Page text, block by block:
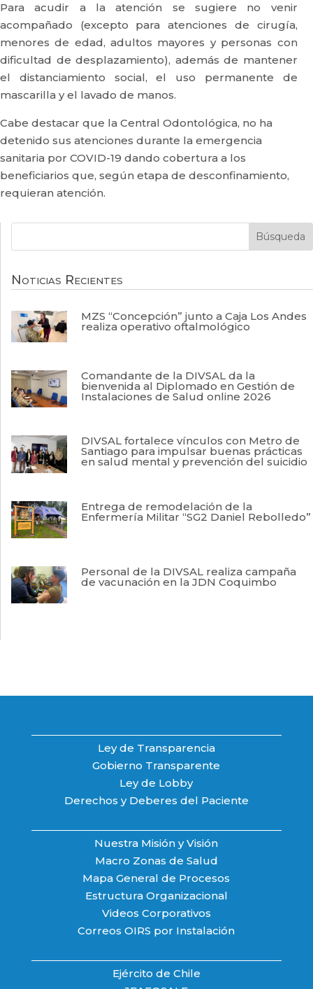
Para acudir a la atención se sugiere no venir
acompañado (excepto para atenciones de cirugía,
menores de edad, adultos mayores y personas con
dificultad de desplazamiento), además de mantener
el distanciamiento social, el uso permanente de
mascarilla y el lavado de manos.
Cabe destacar que la Central Odontológica, no ha
detenido sus atenciones durante la emergencia
sanitaria por COVID-19 dando cobertura a los
beneficiarios que, según etapa de desconfinamiento,
requieran atención.
Noticias Recientes
MZS “Concepción” junto a Caja Los Andes
realiza operativo oftalmológico
Comandante de la DIVSAL da la
bienvenida al Diplomado en Gestión de
Instalaciones de Salud online 2026
DIVSAL fortalece vínculos con Metro de
Santiago para impulsar buenas prácticas
en salud mental y prevención del suicidio
Entrega de remodelación de la
Enfermería Militar “SG2 Daniel Rebolledo”
Personal de la DIVSAL realiza campaña
de vacunación en la JDN Coquimbo
Ley de Transparencia
Gobierno Transparente
Ley de Lobby
Derechos y Deberes del Paciente
Nuestra Misión y Visión
Macro Zonas de Salud
Mapa General de Procesos
Estructura Organizacional
Videos Corporativos
Correos OIRS por Instalación
Ejército de Chile